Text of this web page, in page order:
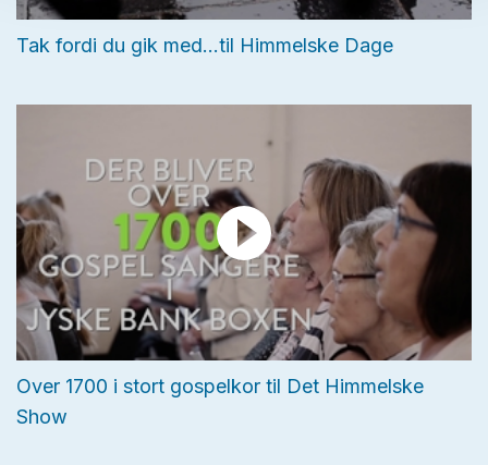
Tak fordi du gik med...til Himmelske Dage
Over 1700 i stort gospelkor til Det Himmelske
Show